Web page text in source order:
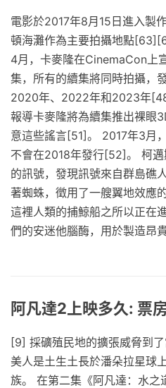
電影於2017年8月15日進入製
頓海灘作為主要拍攝地點
4月，卡麥隆在CinemaCon上
集，所有的續集將同時拍攝，
2020年、2022年和2023年
報導卡麥隆將為續集推出裸眼
意這些謠言[51]。 2017年3月
不會在2018年發行[52]。 柯
的訊號，發現訊號來自群島礁
著蜘蛛，徵用了一艘翼地效應
這裡人類的捕鯨船之所以正在
們的安迷他腦酶，用於製造昂
阿凡達2上映多久: 票
[9] 採礦殖民地的擴張威脅到
美人是土生土長於潘朵拉星球
族。 在第二集《阿凡達：水之